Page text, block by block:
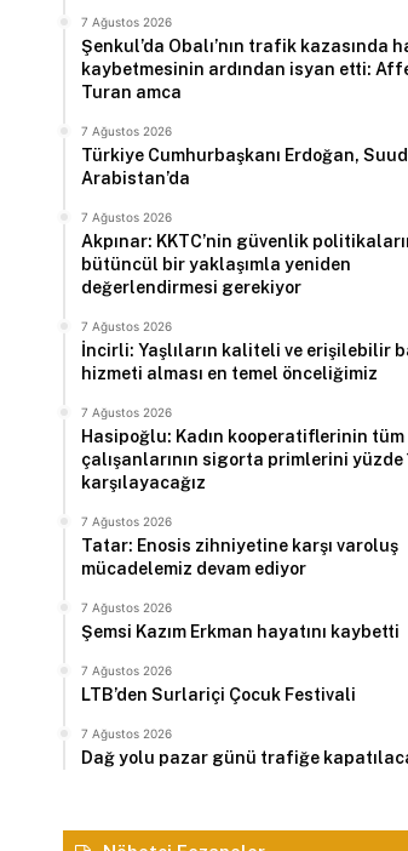
7 Ağustos 2026
Şenkul’da Obalı’nın trafik kazasında
kaybetmesinin ardından isyan etti:
Turan amca
7 Ağustos 2026
Türkiye Cumhurbaşkanı Erdoğan,
Arabistan’da
7 Ağustos 2026
Akpınar: KKTC’nin güvenlik
bütüncül bir yaklaşımla yeniden
değerlendirmesi gerekiyor
7 Ağustos 2026
İncirli: Yaşlıların kaliteli ve erişilebilir
hizmeti alması en temel önceliğimiz
7 Ağustos 2026
Hasipoğlu: Kadın kooperatiflerinin tüm
çalışanlarının sigorta primlerini yüzde
karşılayacağız
7 Ağustos 2026
Tatar: Enosis zihniyetine karşı varoluş
mücadelemiz devam ediyor
7 Ağustos 2026
Şemsi Kazım Erkman hayatını kaybetti
7 Ağustos 2026
LTB’den Surlariçi Çocuk Festivali
7 Ağustos 2026
Dağ yolu pazar günü trafiğe